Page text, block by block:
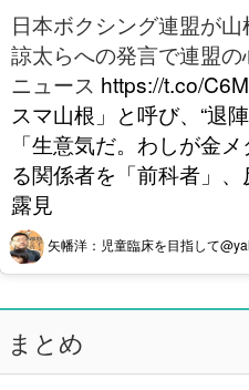
日本ボクシング連盟が
諒太らへの発言で連盟
ニュース https://t.co/
スマ山根」と呼び、“退
「生意気だ。わしが金
る関係者を「前科者」
露見
矢幡洋：児童臨床を目指して
まとめ